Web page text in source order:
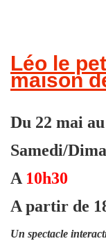
Léo le
maison
Du 22 mai
Samedi/
A 10h30
A partir de
Un spectacle